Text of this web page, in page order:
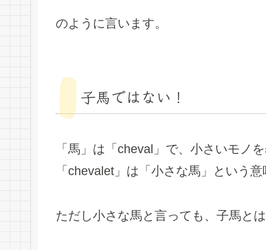
のように言います。
子馬ではない！
「馬」は「cheval」で、小さいモノ
「chevalet」は「小さな馬」という意
ただし小さな馬と言っても、子馬とは